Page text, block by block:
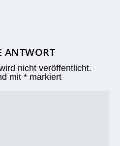
ANTWORT
nicht veröffentlicht.
mit* markiert